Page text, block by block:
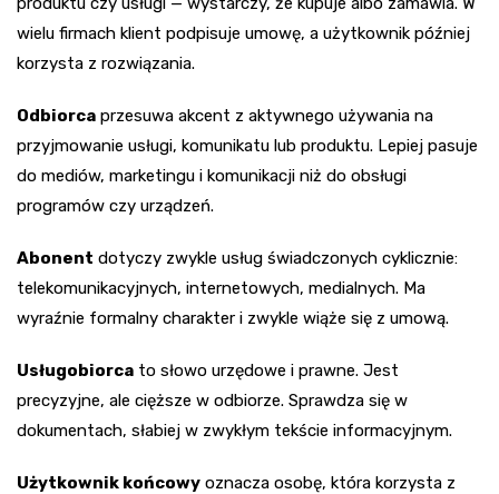
wielu firmach klient podpisuje umowę, a użytkownik później
korzysta z rozwiązania.
Odbiorca przesuwa akcent z aktywnego używania na
przyjmowanie usługi, komunikatu lub produktu. Lepiej pasuje
do mediów, marketingu i komunikacji niż do obsługi
programów czy urządzeń.
Abonent dotyczy zwykle usług świadczonych cyklicznie:
telekomunikacyjnych, internetowych, medialnych. Ma
wyraźnie formalny charakter i zwykle wiąże się z umową.
Usługobiorca to słowo urzędowe i prawne. Jest
precyzyjne, ale cięższe w odbiorze. Sprawdza się w
dokumentach, słabiej w zwykłym tekście informacyjnym.
Użytkownik końcowy oznacza osobę, która korzysta z